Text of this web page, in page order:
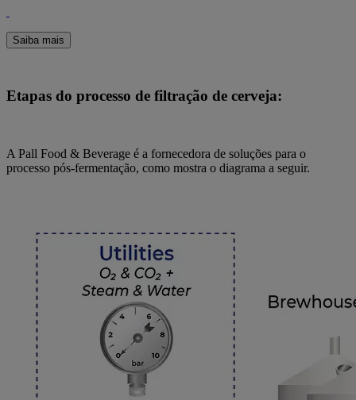
Saiba mais
Etapas do processo de filtração de cerveja:
A Pall Food & Beverage é a fornecedora de soluções para o
processo pós-fermentação, como mostra o diagrama a seguir.